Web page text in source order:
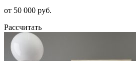
от 50 000 руб.
Рассчитать